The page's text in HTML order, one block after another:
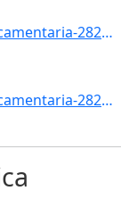
11255: Ano-2008-Esfera-10-Unidade_Orcamentaria-28203-Funcao-22-SubFuncao-664-Programa-0393-Acao-2732-Locali]
11256: Ano-2008-Esfera-10-Unidade_Orcamentaria-28203-Funcao-22-SubFuncao-664-Programa-0393-Acao-2734-Locali]